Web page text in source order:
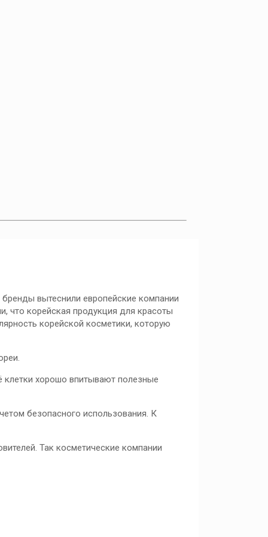
вытеснили европейские компании
что корейская продукция для красоты
корейской косметики, которую
клетки хорошо впитывают полезные
безопасного использования. К
Так косметические компании